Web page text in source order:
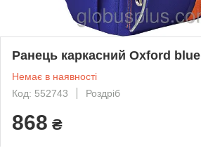
Ранець каркасний Oxford blue
Немає в наявності
Код: 552743
Роздріб
868 ₴